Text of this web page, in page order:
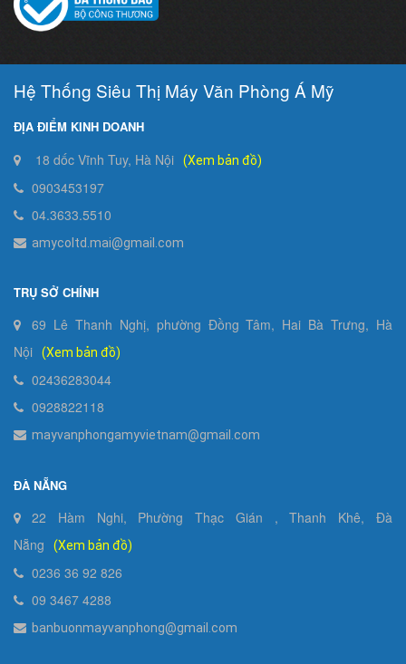
Hệ Thống Siêu Thị Máy Văn Phòng Á Mỹ
ĐỊA ĐIỂM KINH DOANH
18 dốc Vĩnh Tuy, Hà Nội (Xem bản đồ)
0903453197
04.3633.5510
amycoltd.mai@gmail.com
TRỤ SỞ CHÍNH
69 Lê Thanh Nghị, phường Đồng Tâm, Hai Bà Trưng, Hà
Nội
(Xem bản đồ)
02436283044
0928822118
mayvanphongamyvietnam@gmail.com
ĐÀ NẴNG
22 Hàm Nghi, Phường Thạc Gián , Thanh Khê, Đà
Nẵng
(Xem bản đồ)
0236 36 92 826
09 3467 4288
banbuonmayvanphong@gmail.com